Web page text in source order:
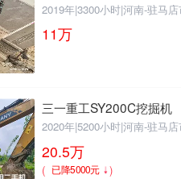
2019年|3300小时|河南-驻马店
11万
三一重工SY200C挖掘机
2020年|5200小时|河南-驻马店
20.5万
( 已降5000元 )